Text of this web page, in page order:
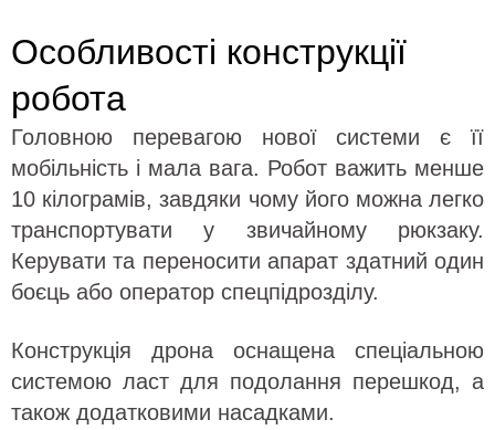
Особливості конструкції
робота
Головною перевагою нової системи є її
мобільність і мала вага. Робот важить менше
10 кілограмів, завдяки чому його можна легко
транспортувати у звичайному рюкзаку.
Керувати та переносити апарат здатний один
боєць або оператор спецпідрозділу.
Конструкція дрона оснащена спеціальною
системою ласт для подолання перешкод, а
також додатковими насадками.